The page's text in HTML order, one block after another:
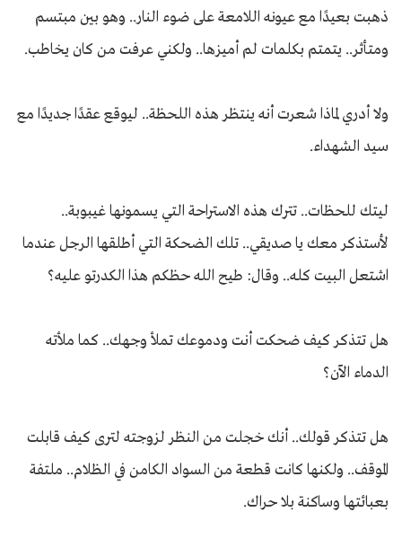
ذهبت بعيدًا مع عيونه اللامعة على ضوء النار.. وهو بين مبتسم
ومتأثر.. يتمتم بكلمات لم أميزها.. ولكني عرفت من كان يخاطب.
ولا أدري لماذا شعرت أنه ينتظر هذه اللحظة.. ليوقع عقدًا جديدًا مع
سيد الشهداء.
ليتك للحظات.. تترك هذه الاستراحة التي يسمونها غيبوبة..
لأستذكر معك يا صديقي.. تلك الضحكة التي أطلقها الرجل عندما
اشتعل البيت كله.. وقال: طيح الله حظكم هذا الكدرتو عليه؟
هل تتذكر كيف ضحكت أنت ودموعك تملأ وجهك.. كما ملأته
الدماء الآن؟
هل تتذكر قولك.. أنك خجلت من النظر لزوجته لترى كيف قابلت
الموقف.. ولكنها كانت قطعة من السواد الكامن في الظلام.. ملتفة
بعبائتها وساكنة بلا حراك.